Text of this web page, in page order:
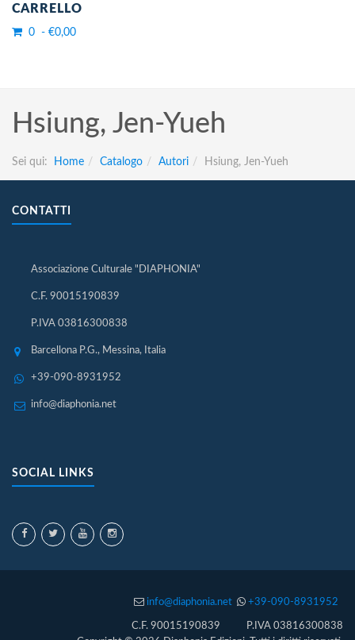
CARRELLO
0 - €0,00
Hsiung, Jen-Yueh
Sei qui: Home Catalogo Autori Hsiung, Jen-Yueh
CONTATTI
Associazione Culturale "DIAPHONIA"
C.F. 90015190839
P.IVA 03816300838
Barcellona P.G., Messina, Italia
+39-090-8931952
info@diaphonia.net
SOCIAL LINKS
info@diaphonia.net +39-090-8931952
C.F. 90015190839 P.IVA 03816300838